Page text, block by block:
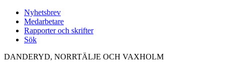
Nyhetsbrev
Medarbetare
Rapporter och skrifter
Sök
DANDERYD, NORRTÄLJE OCH VAXHOLM